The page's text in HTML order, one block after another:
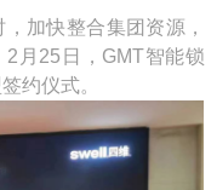
加快整合集团资源，
月25日，GMT智能锁
约仪式。